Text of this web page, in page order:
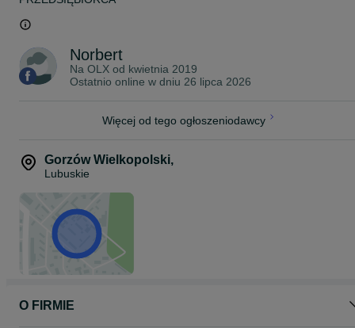
Norbert
Na OLX od kwietnia 2019
Ostatnio online w dniu 26 lipca 2026
Więcej od tego ogłoszeniodawcy
Gorzów Wielkopolski,
Lubuskie
O FIRMIE